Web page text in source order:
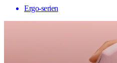
Ergo-serien